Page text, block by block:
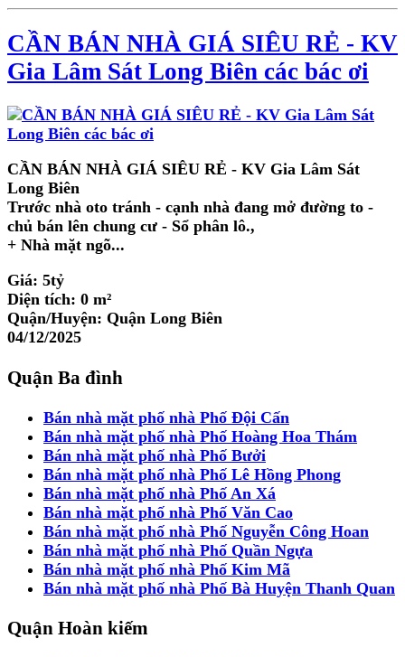
CẦN BÁN NHÀ GIÁ SIÊU RẺ - KV
Gia Lâm Sát Long Biên các bác ơi
CẦN BÁN NHÀ GIÁ SIÊU RẺ - KV Gia Lâm Sát
Long Biên
Trước nhà oto tránh - cạnh nhà đang mở đường to -
chủ bán lên chung cư - Sổ phân lô.,
+ Nhà mặt ngõ...
Giá: 5tỷ
Diện tích: 0 m²
Quận/Huyện: Quận Long Biên
04/12/2025
Quận Ba đình
Bán nhà mặt phố nhà Phố Đội Cấn
Bán nhà mặt phố nhà Phố Hoàng Hoa Thám
Bán nhà mặt phố nhà Phố Bưởi
Bán nhà mặt phố nhà Phố Lê Hồng Phong
Bán nhà mặt phố nhà Phố An Xá
Bán nhà mặt phố nhà Phố Văn Cao
Bán nhà mặt phố nhà Phố Nguyễn Công Hoan
Bán nhà mặt phố nhà Phố Quần Ngựa
Bán nhà mặt phố nhà Phố Kim Mã
Bán nhà mặt phố nhà Phố Bà Huyện Thanh Quan
Quận Hoàn kiếm